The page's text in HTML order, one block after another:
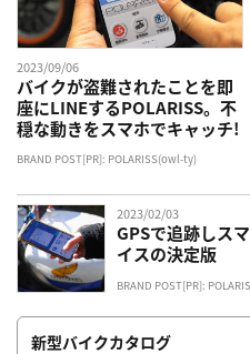
2023/09/06
バイクが盗難されたことを即
座にLINEするPOLARISS。不
穏な動きをスマホでキャッチ!
BRAND POST[PR]: POLARISS(owl-ty)
2023/02/03
GPSで追跡しス
イスの決定版
BRAND POST[PR]:
新型バイクカタログ